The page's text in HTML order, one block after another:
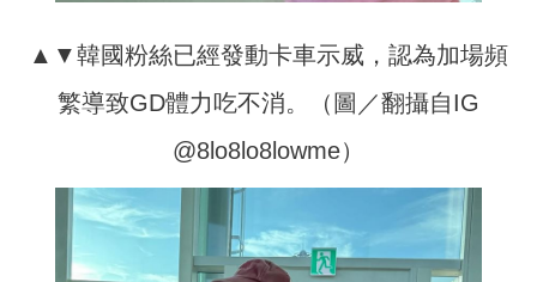
▲▼韓國粉絲已經發動卡車示威，認為加場頻
繁導致GD體力吃不消。（圖／翻攝自IG
@8lo8lo8lowme）